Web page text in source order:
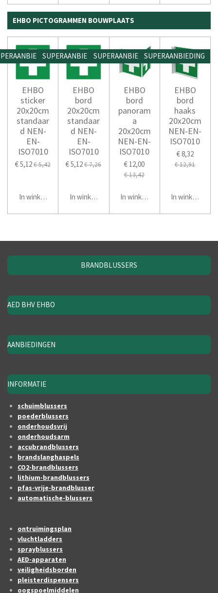
EHBO PICTOGRAMMEN BOUWPLAATS
EHBO
sticker
20x20cm
standaar
d NEN-
EN-
ISO7010
€ 5,12€ 5,42
In winkelwagen
SUPERAANBIEDING
EHBO
bord
20x20cm
standaar
d NEN-
EN-
ISO7010
€ 5,12€ 7,26
In winkelwagen
SUPERAANBIEDING
EHBO
bord
panoram
a
20x20cm
NEN-EN-
ISO7010
€ 12,00
€ 13,42
In winkelwagen
SUPERAANBIEDING
EHBO
bord
haaks
20x20cm
NEN-EN-
ISO7010
€ 8,32
€ 12,91
In winkelwagen
BRANDBLUSSERS
AED BHV EHBO
AANBIEDINGEN
INFORMATIE
schuimblussers
poederblussers
onderhoudsvrij
onderhoudsarm
accubrandblussers
brandslanghaspels
CO2-brandblussers
lithium-brandblussers
pfas-vrije-brandblusser
automatische-blussers
ontruimingsplan
vluchtladders
sprayblussers
AED-apparaten
veiligheidsborden
pleisterdispensers
oogspoelmiddelen